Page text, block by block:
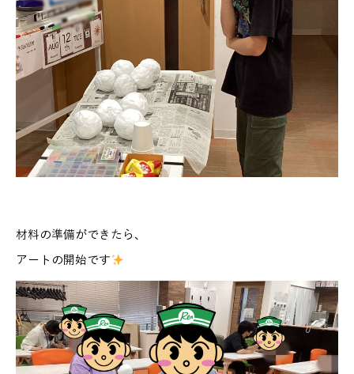
材料の準備ができたら、
アートの開始です